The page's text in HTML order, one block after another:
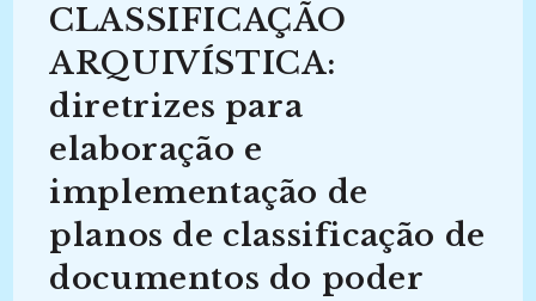
CLASSIFICAÇÃO
ARQUIVÍSTICA:
diretrizes para
elaboração e
implementação de
planos de classificação de
documentos do poder